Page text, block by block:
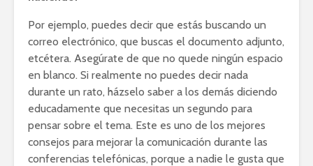
Por ejemplo, puedes decir que estás buscando un
correo electrónico, que buscas el documento adjunto,
etcétera. Asegúrate de que no quede ningún espacio
en blanco. Si realmente no puedes decir nada
durante un rato, házselo saber a los demás diciendo
educadamente que necesitas un segundo para
pensar sobre el tema. Este es uno de los mejores
consejos para mejorar la comunicación durante las
conferencias telefónicas, porque a nadie le gusta que